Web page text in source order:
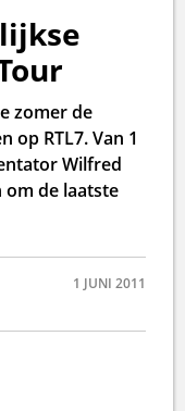
zomer de
op RTL7. Van 1
Wilfred
om de laatste
1 JUNI 2011